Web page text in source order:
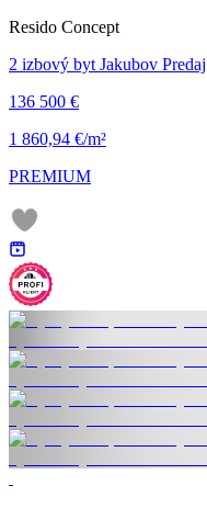
Resido Concept
2 izbový byt Jakubov Predaj
136 500 €
1 860,94 €/m²
PREMIUM